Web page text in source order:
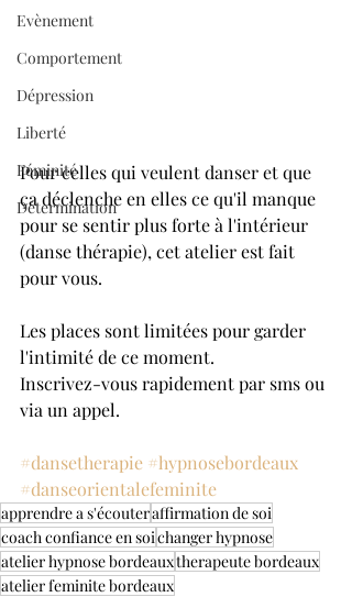
Evènement
Comportement
Dépression
Liberté
Féminité
Détermination
Pour celles qui veulent danser et que
ça déclenche en elles ce qu'il manque
pour se sentir plus forte à l'intérieur
(danse thérapie), cet atelier est fait
pour vous.
Les places sont limitées pour garder
l'intimité de ce moment.
Inscrivez-vous rapidement par sms ou
via un appel.
#dansetherapie #hypnosebordeaux
#danseorientalefeminite
apprendre a s'écouteraffirmation de soi
coach confiance en soichanger hypnose
atelier hypnose bordeauxtherapeute bordeaux
atelier feminite bordeaux